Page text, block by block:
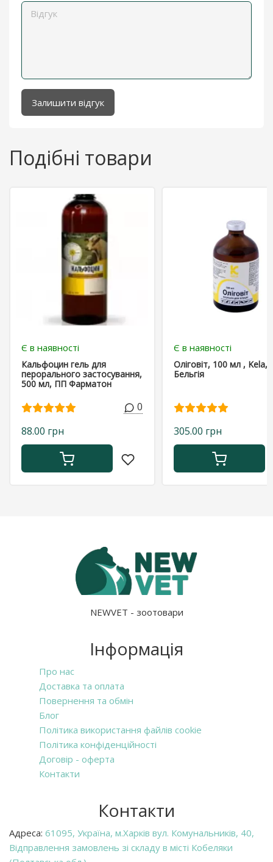
Залишити відгук
Подібні товари
Є в наявності
Кальфоцин гель для
перорального застосування,
500 мл, ПП Фарматон
0
88.00 грн
Є в наявності
Оліговіт, 100 мл , Kela,
Бельгія
305.00 грн
NEWVET - зоотовари
Інформація
Про нас
Доставка та оплата
Повернення та обмін
Блог
Політика використання файлів cookie
Політика конфіденційності
Договір - оферта
Контакти
Контакти
Адреса: 61095, Україна, м.Харків вул. Комунальників, 40,
Відправлення замовлень зі складу в місті Кобеляки